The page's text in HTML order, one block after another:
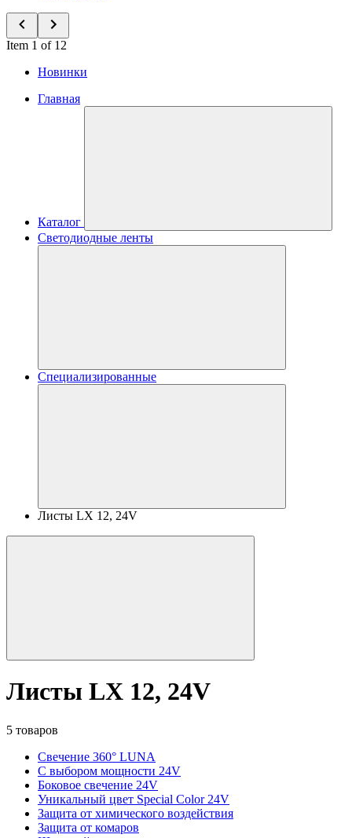
Item 1 of 12
Новинки
Главная
Каталог
Светодиодные ленты
Специализированные
Листы LX 12, 24V
Листы LX 12, 24V
5 товаров
Свечение 360° LUNA
С выбором мощности 24V
Боковое свечение 24V
Уникальный цвет Special Color 24V
Защита от химического воздействия
Защита от комаров